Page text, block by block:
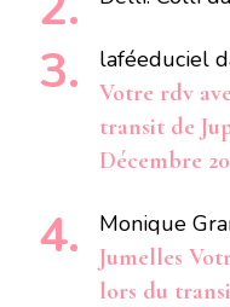
laféeduciel
Votre rdv
transit de
Décembre
Monique
Jumelles
lors du